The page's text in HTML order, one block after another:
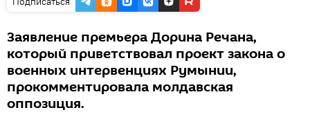
Заявление премьера Дорина Речана,
который приветствовал проект закона о
военных интервенциях Румынии,
прокомментировала молдавская
оппозиция.